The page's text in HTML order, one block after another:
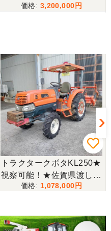
取った後でしっかりとメ
メンテナンスを受けたの
ると思います。チョット
のは痛手でしたが、中古
いのでしょうか。
とても良い買い物ができま
がとうございました。
3,200,000
トラクタークボタKL250★
視察可能！★佐賀県渡し
クボタ トラクター KL250
ー RL5K ロータリー 現状
1,078,000